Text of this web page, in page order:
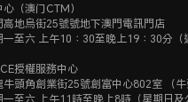
（澳门CTM）
地烏街25號號地下澳門電訊門店
至六 上午10：30至晚上19：30分（
授權服務中心
頭角創業街25號創富中心802室 （牛
至六 上午11時至晚上8時（星期日及